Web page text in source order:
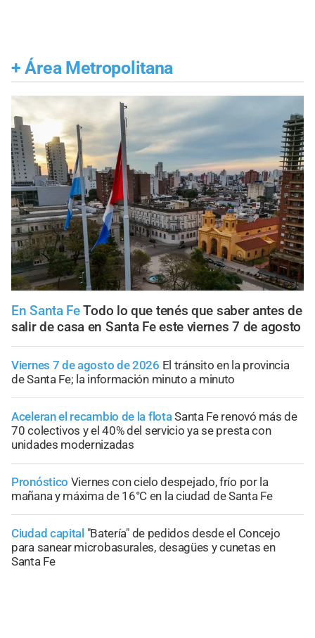
+ Área Metropolitana
En Santa FeTodo lo que tenés que saber antes de
salir de casa en Santa Fe este viernes 7 de agosto
Viernes 7 de agosto de 2026 El tránsito en la provincia
de Santa Fe; la información minuto a minuto
Aceleran el recambio de la flotaSanta Fe renovó más de
70 colectivos y el 40% del servicio ya se presta con
unidades modernizadas
Pronóstico Viernes con cielo despejado, frío por la
mañana y máxima de 16°C en la ciudad de Santa Fe
Ciudad capital "Batería" de pedidos desde el Concejo
para sanear microbasurales, desagües y cunetas en
Santa Fe